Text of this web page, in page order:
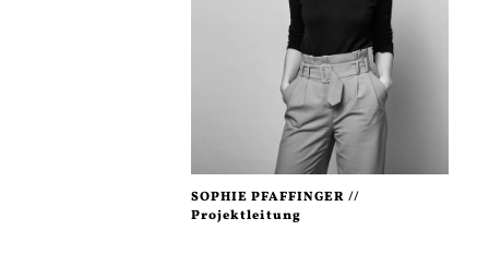
SOPHIE PFAFFINGER //
Projektleitung